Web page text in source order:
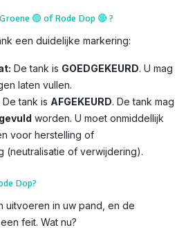
🟢 of Rode Dop🔴?
een duidelijke markering:
De tank is GOEDGEKEURD. U mag
laten vullen.
De tank is AFGEKEURD. De tank mag
worden. U moet onmiddellijk
voor herstelling of
(neutralisatie of verwijdering).
Dop?
uitvoeren in uw pand, en de
feit. Wat nu?